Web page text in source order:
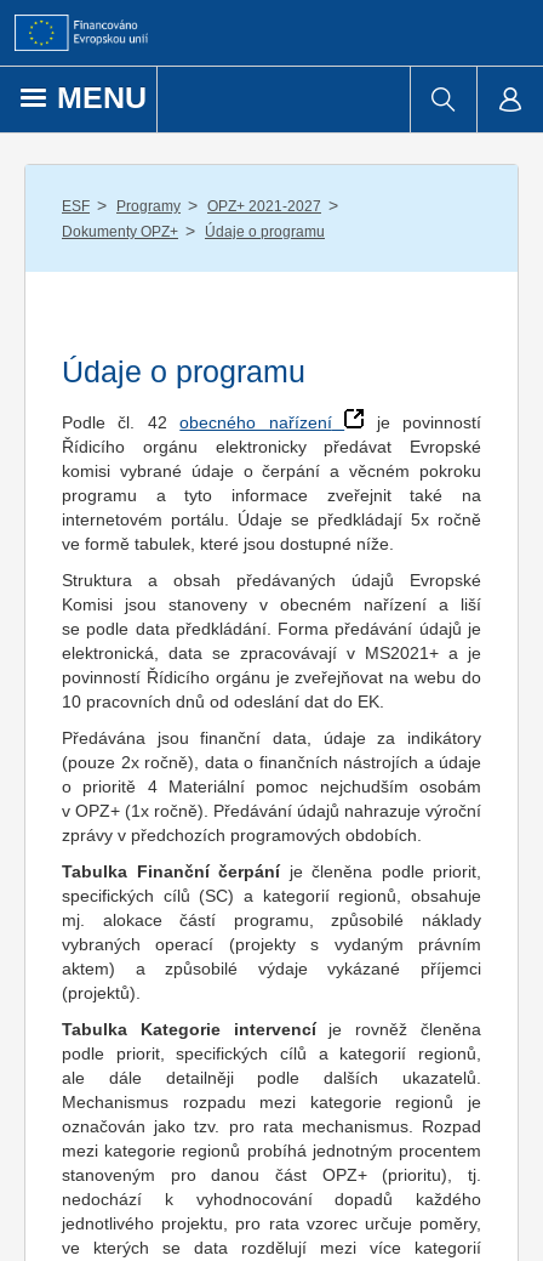
Přejít k obsahu
MENU
ESF / Programy / OPZ+ 2021-2027 /
Dokumenty OPZ+ / Údaje o programu
Údaje o programu
Podle čl. 42obecného nařízení
je povinností
Řídicího orgánu elektronicky předávat Evropské
komisi vybrané údaje o čerpání a věcném pokroku
programu a tyto informace zveřejnit také na
internetovém portálu. Údaje se předkládají 5x ročně
ve formě tabulek, které jsou dostupné níže.
Struktura a obsah předávaných údajů Evropské
Komisi jsou stanoveny v obecném nařízení a liší
se podle data předkládání. Forma předávání údajů je
elektronická, data se zpracovávají v MS2021+ a je
povinností Řídicího orgánu je zveřejňovat na webu do
10 pracovních dnů od odeslání dat do EK.
Předávána jsou finanční data, údaje za indikátory
(pouze 2x ročně), data o finančních nástrojích a údaje
o prioritě 4 Materiální pomoc nejchudším osobám
v OPZ+ (1x ročně). Předávání údajů nahrazuje výroční
zprávy v předchozích programových obdobích.
Tabulka Finanční čerpáníje členěna podle priorit,
specifických cílů (SC) a kategorií regionů, obsahuje
mj. alokace částí programu, způsobilé náklady
vybraných operací (projekty s vydaným právním
aktem) a způsobilé výdaje vykázané příjemci
(projektů).
Tabulka Kategorie intervencí je rovněž členěna
podle priorit, specifických cílů a kategorií regionů,
ale dále detailněji podle dalších ukazatelů.
Mechanismus rozpadu mezi kategorie regionů je
označován jako tzv. pro rata mechanismus. Rozpad
mezi kategorie regionů probíhá jednotným procentem
stanoveným pro danou část OPZ+ (prioritu), tj.
nedochází k vyhodnocování dopadů každého
jednotlivého projektu, pro rata vzorec určuje poměry,
ve kterých se data rozdělují mezi více kategorií